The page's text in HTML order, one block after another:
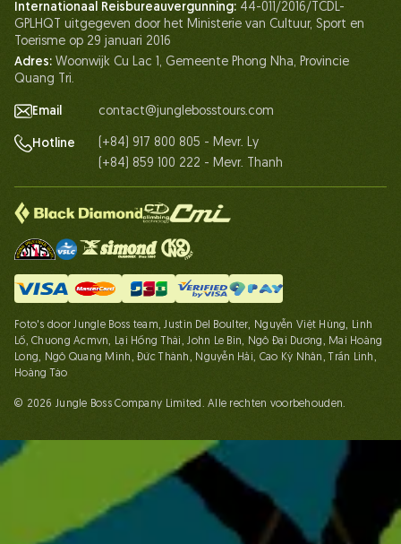
Partnerschap
Neem contact met ons op
Internationaal Reisbureauvergunning: 44-011/2016/TCDL-
GPLHQT uitgegeven door het Ministerie van Cultuur, Sport en
Toerisme op 29 januari 2016
Adres: Woonwijk Cu Lac 1, Gemeente Phong Nha, Provincie
Quang Tri.
Email contact@junglebosstours.com
Hotline
(+84) 917 800 805 - Mevr. Ly
(+84) 859 100 222 - Mevr. Thanh
Foto's door Jungle Boss team, Justin Del Boulter, Nguyễn Việt Hùng, Linh
Lố, Chuong Acmvn, Lại Hồng Thái, John Le Bin, Ngô Đại Dương, Mai Hoàng
Long, Ngô Quang Minh, Đức Thành, Nguyễn Hải, Cao Kỳ Nhân, Trần Linh,
Hoàng Táo
© 2026 Jungle Boss Company Limited. Alle rechten voorbehouden.